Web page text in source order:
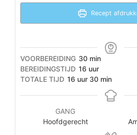
Recept
VOORBEREIDING 30minuten
min
BEREIDINGSTIJD 16uur
uur
TOTALE TIJD 16uur
uur 30minuten
min
GANG
Hoofdgerecht